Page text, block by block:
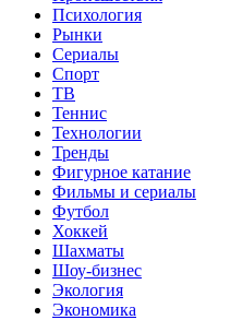
Психология
Рынки
Сериалы
Спорт
ТВ
Теннис
Технологии
Тренды
Фигурное катание
Фильмы и сериалы
Футбол
Хоккей
Шахматы
Шоу-бизнес
Экология
Экономика